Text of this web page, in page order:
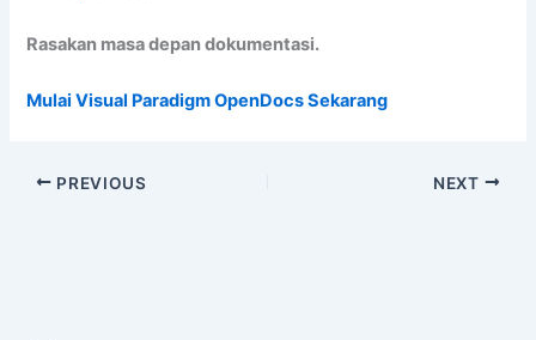
Rasakan masa depan dokumentasi.
Mulai Visual Paradigm OpenDocs Sekarang
PREVIOUS NEXT